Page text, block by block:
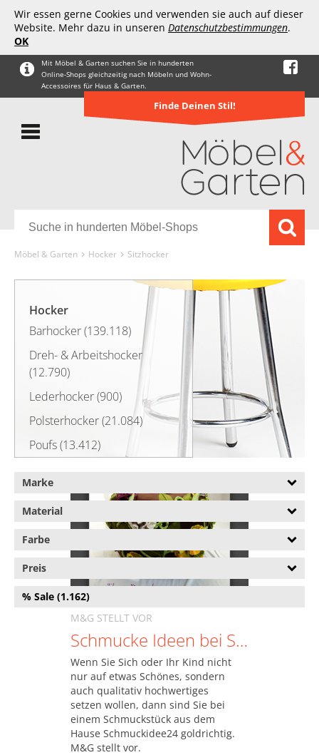
Wir essen gerne Cookies und verwenden sie auch auf dieser
Website. Mehr dazu in unseren Datenschutzbestimmungen.
OK
Mit Möbel & Garten suchen Sie in hunderten
Online-Shops gleichzeitig nach Möbeln und Wohn-
Accessoires für Haus & Garten.
Finde Deinen Stil!
Möbel & Garten Hocker Sitzhocker
Hocker
Barhocker (139.118)
Dreh- & Arbeitshocker
(12.790)
Lederhocker (900)
Polsterhocker (21.084)
Poufs (13.412)
Sitzwürfel (2.424)
Marke
Material
Farbe
Preis
% Sale (1.162)
M&G STELLT VOR
Schmucke Ideen bei Schmuckidee24
Wenn Sie Sich oder Ihr Kind nicht
nur auf etwas Schönes, sondern
auch qualitativ hochwertiges
setzen wollen, dann sind Sie bei
einem Schmuckstück aus dem
Hause Schmuckidee24 goldrichtig.
M&G stellt vor.